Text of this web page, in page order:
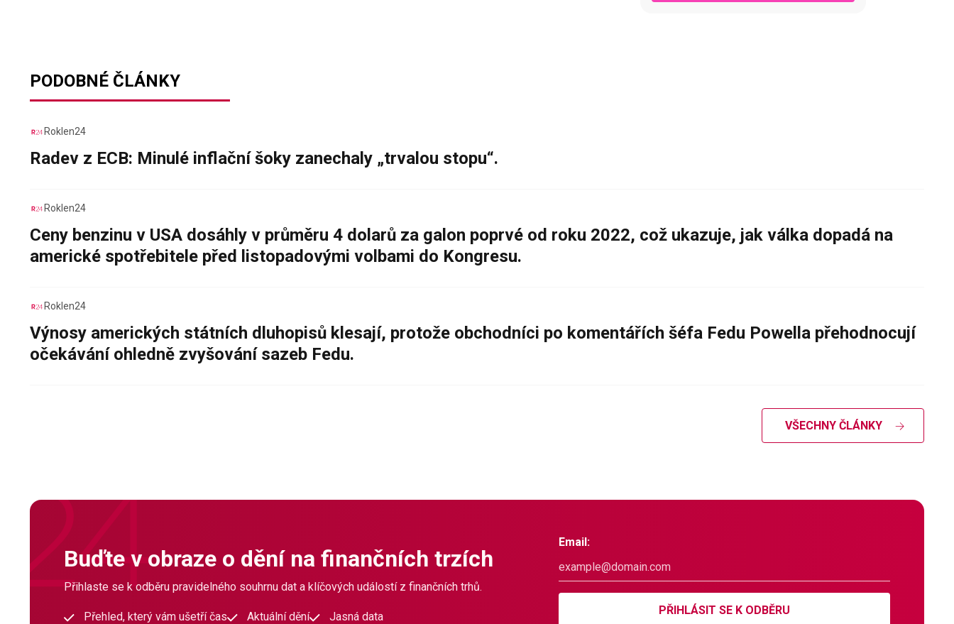
PODOBNÉ ČLÁNKY
Roklen24
Radev z ECB: Minulé inflační šoky zanechaly „trvalou stopu“.
Roklen24
Ceny benzinu v USA dosáhly v průměru 4 dolarů za galon poprvé od roku 2022, což ukazuje, jak válka dopadá na
americké spotřebitele před listopadovými volbami do Kongresu.
Roklen24
Výnosy amerických státních dluhopisů klesají, protože obchodníci po komentářích šéfa Fedu Powella přehodnocují
očekávání ohledně zvyšování sazeb Fedu.
VŠECHNY ČLÁNKY
Buďte v obraze o dění na finančních trzích
Přihlaste se k odběru pravidelného souhrnu dat a klíčových událostí z finančních trhů.
Přehled, který vám ušetří čas Aktuální dění Jasná data
Email:
PŘIHLÁSIT SE K ODBĚRU